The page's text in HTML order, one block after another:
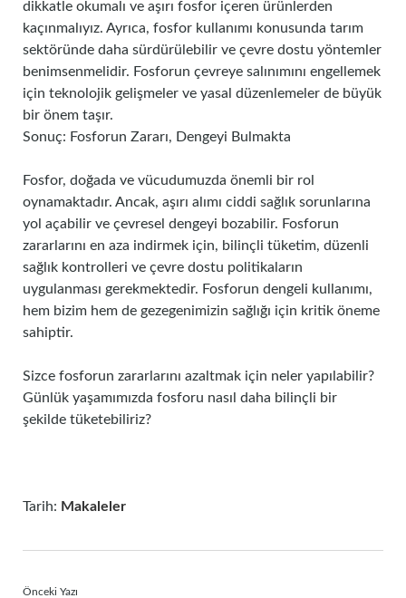
dikkatle okumalı ve aşırı fosfor içeren ürünlerden
kaçınmalıyız. Ayrıca, fosfor kullanımı konusunda tarım
sektöründe daha sürdürülebilir ve çevre dostu yöntemler
benimsenmelidir. Fosforun çevreye salınımını engellemek
için teknolojik gelişmeler ve yasal düzenlemeler de büyük
bir önem taşır.
Sonuç: Fosforun Zararı, Dengeyi Bulmakta
Fosfor, doğada ve vücudumuzda önemli bir rol
oynamaktadır. Ancak, aşırı alımı ciddi sağlık sorunlarına
yol açabilir ve çevresel dengeyi bozabilir. Fosforun
zararlarını en aza indirmek için, bilinçli tüketim, düzenli
sağlık kontrolleri ve çevre dostu politikaların
uygulanması gerekmektedir. Fosforun dengeli kullanımı,
hem bizim hem de gezegenimizin sağlığı için kritik öneme
sahiptir.
Sizce fosforun zararlarını azaltmak için neler yapılabilir?
Günlük yaşamımızda fosforu nasıl daha bilinçli bir
şekilde tüketebiliriz?
Tarih: Makaleler
Önceki Yazı